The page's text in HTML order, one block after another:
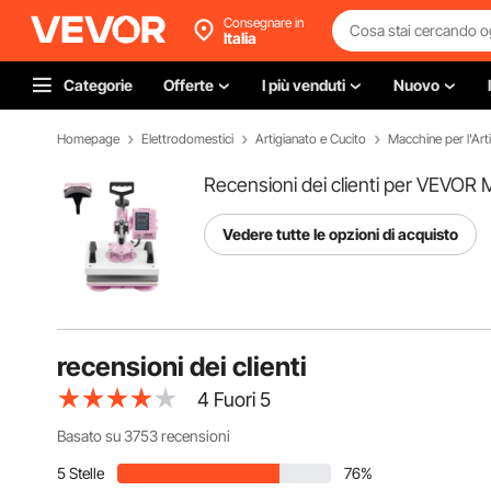
Consegnare in
Italia
Categorie Offerte I più venduti Nuovo
Homepage Elettrodomestici Artigianato e Cucito Macchine per
Recensioni dei clienti per VEVOR
Vedere tutte le opzioni di acquisto
recensioni dei clienti
4 Fuori 5
Basato su 3753 recensioni
5 Stelle
76%